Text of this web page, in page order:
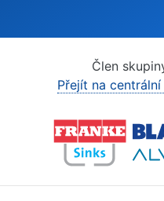
Člen
Přejít na